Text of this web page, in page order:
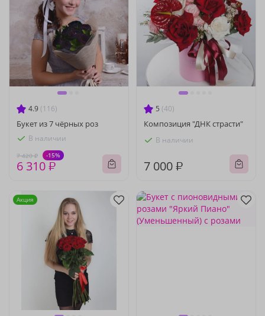
4.9 (116)
Букет из 7 чёрных роз
В наличии
7 420 ₽ -15%
6 310 ₽
5 (40)
Композиция "ДНК страсти"
В наличии
7 000 ₽
Акция